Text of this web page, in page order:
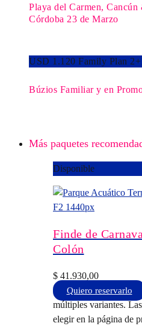
Playa del Carmen, Cancún
Córdoba 23 de Marzo
USD 1.120 Family Plan
Búzios Familiar y en
Más paquetes
Disponible
Finde de
Colón
$ 41.930,00
Quiero reservarlo
múltiples variantes.
elegir en la página de